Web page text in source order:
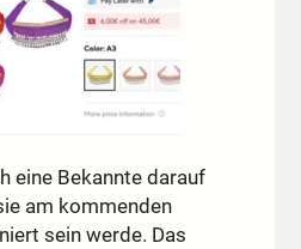
eine Bekannte darauf
am kommenden
sein werde. Das